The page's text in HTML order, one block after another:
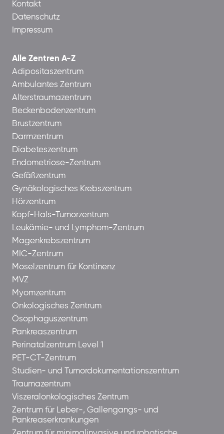
Kontakt
Datenschutz
Impressum
Alle Zentren A-Z
Adipositaszentrum
Ambulantes Zentrum
Alterstraumazentrum
Beckenbodenzentrum
Brustzentrum
Darmzentrum
Diabeteszentrum
Endometriose-Zentrum
Gefäßzentrum
Gynäkologisches Krebszentrum
Hörzentrum
Kopf-Hals-Tumorzentrum
Leukämie- und Lymphom-Zentrum
Magenkrebszentrum
MIC-Zentrum
Moselzentrum für Kontinenz
MVZ
Myomzentrum
Onkologisches Zentrum
Ösophaguszentrum
Pankreaszentrum
Perinatalzentrum Level 1
PET-CT-Zentrum
Studien- und Tumordokumentationszentrum
Traumazentrum
Viszeralonkologisches Zentrum
Zentrum für Leber-, Gallengangs- und
Pankreaserkrankungen